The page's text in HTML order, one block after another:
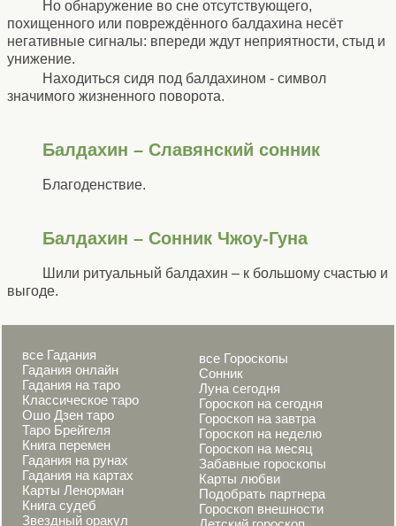
Но обнаружение во сне отсутствующего,
похищенного или повреждённого балдахина несёт
негативные сигналы: впереди ждут неприятности, стыд и
унижение.
Находиться сидя под балдахином - символ
значимого жизненного поворота.
Балдахин – Славянский сонник
Благоденствие.
Балдахин – Сонник Чжоу-Гуна
Шили ритуальный балдахин – к большому счастью и
выгоде.
все Гадания
Гадания онлайн
Гадания на таро
Классическое таро
Ошо Дзен таро
Таро Брейгеля
Книга перемен
Гадания на рунах
Гадания на картах
Карты Ленорман
Книга судеб
Звездный оракул
все Гороскопы
Сонник
Луна сегодня
Гороскоп на сегодня
Гороскоп на завтра
Гороскоп на неделю
Гороскоп на месяц
Забавные гороскопы
Карты любви
Подобрать партнера
Гороскоп внешности